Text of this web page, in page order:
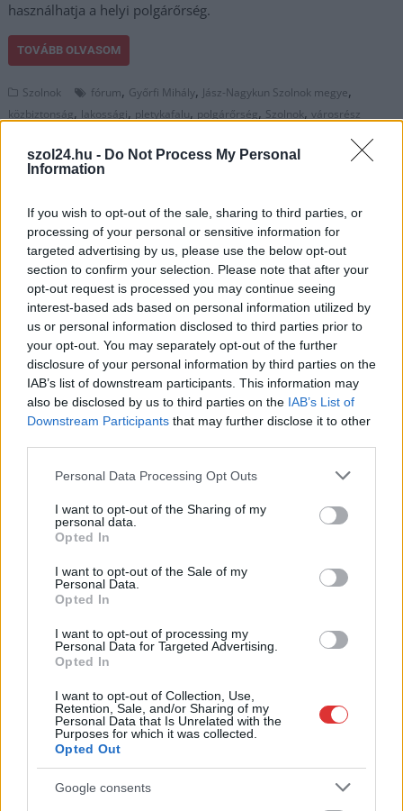
szol24.hu - Do Not Process My Personal
Information
If you wish to opt-out of the sale, sharing to third parties, or
processing of your personal or sensitive information for
targeted advertising by us, please use the below opt-out
section to confirm your selection. Please note that after your
opt-out request is processed you may continue seeing
interest-based ads based on personal information utilized by
us or personal information disclosed to third parties prior to
your opt-out. You may separately opt-out of the further
disclosure of your personal information by third parties on the
IAB’s list of downstream participants. This information may
also be disclosed by us to third parties on the IAB’s List of
Downstream Participants that may further disclose it to other
Please note that this website/app uses one or more Google
not limited to your visit or usage behaviour. You may click to
grant or deny consent to Google and its third-party tags to
use your data for below specified purposes in below Google
consent section.
Personal Data Processing Opt Outs
I want to opt-out of the Sharing of my
personal data.
Opted In
I want to opt-out of the Sale of my
Personal Data.
Opted In
I want to opt-out of processing my
Personal Data for Targeted Advertising.
Opted In
I want to opt-out of Collection, Use,
Retention, Sale, and/or Sharing of my
Personal Data that Is Unrelated with the
Purposes for which it was collected.
Opted Out
Google consents
használhatja a helyi polgárőrség.
TOVÁBB OLVASOM
Szolnok fórum, Győrfi Mihály, Jász-Nagykun Szolnok megye,
közbiztonság, lakossági, pletykafalu, polgárőrség, Szolnok,városrész
Hamarosan kap egy új Daciát az újszászi
2025.09.12. Kiss Lajos
A polgármester nagy
örömmel számolt be
arról, hogy sikerült a
hétmillióba kerülő
gépjárművet
beszerezni. Egyelőre
még csak képen
létezik, de várhatóan
napokon belül megérkezik és szolgálatba állhat. Ahogy
JNSZ megyei hírek
polgárőrség Újszász vásárlás
Három polgárőr verhetett meg egy férfit
Kenderesen
2025.09.04.
Egy súlyos, még
augusztusban történt
incidens borzolja a
a Magyar Hang nemrég